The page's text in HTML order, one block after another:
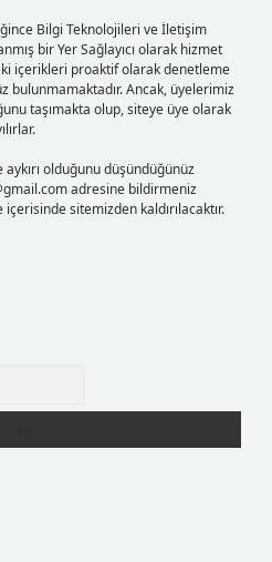
Bilgi Teknolojileri ve İletişim
bir Yer Sağlayıcı olarak hizmet
içerikleri proaktif olarak denetleme
bulunmamaktadır. Ancak, üyelerimiz
taşımakta olup, siteye üye olarak
olduğunu düşündüğünüz
adresine bildirmeniz
sitemizden kaldırılacaktır.